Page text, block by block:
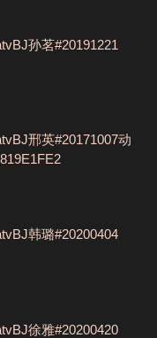
孙茗#20191221
邢英#20171007动
韩璐#20200404
徐雅#20200420